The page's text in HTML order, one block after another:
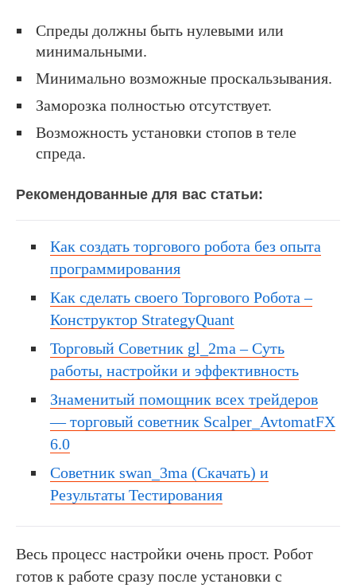
Спреды должны быть нулевыми или
минимальными.
Минимально возможные проскальзывания.
Заморозка полностью отсутствует.
Возможность установки стопов в теле
спреда.
Рекомендованные для вас статьи:
Как создать торгового робота без опыта
программирования
Как сделать своего Торгового Робота –
Конструктор StrategyQuant
Торговый Советник gl_2ma – Суть
работы, настройки и эффективность
Знаменитый помощник всех трейдеров
— торговый советник Scalper_AvtomatFX
6.0
Советник swan_3ma (Скачать) и
Результаты Тестирования
Весь процесс настройки очень прост. Робот
готов к работе сразу после установки с